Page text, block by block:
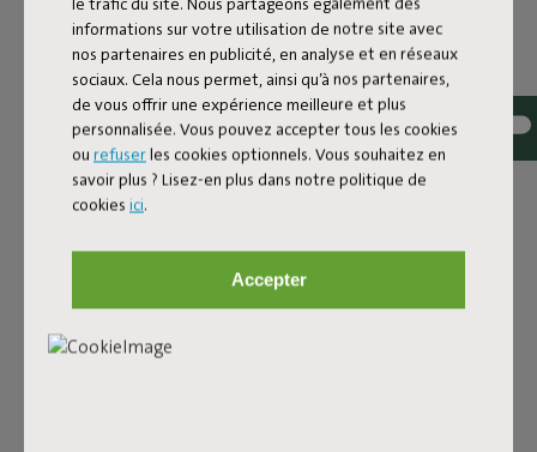
informations sur votre utilisation de notre site avec
nos partenaires en publicité, en analyse et en réseaux
sociaux. Cela nous permet, ainsi qu’à nos partenaires,
de vous offrir une expérience meilleure et plus
personnalisée. Vous pouvez accepter tous les cookies
ou refuserles cookies optionnels. Vous souhaitez en
savoir plus ? Lisez-en plus dans notre politique de
cookies ici.
Accepter
TAPIS DESIGN POUR
L’INTÉRIEUR ET
L’EXTÉRIEUR
Le Carpretty Petit est un tapis design pour l’extérieur qui
se sent tout aussi à l’aise à l’intérieur. Il associe un design
réfléchi à une haute qualité. Avec son format de 160 par
terrasses, jardins urbains et vérandas, sans surcharger
l’espace. Tu fais ainsi passer facilement la convivialité de
l’intérieur vers l’extérieur. Grâce à ses propriétés
résistantes aux intempéries, tu peux aussi l’utiliser sans
souci dans la salle de bain ou près d’une piscine intérieure.